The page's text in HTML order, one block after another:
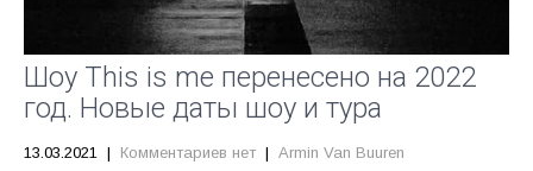
Шоу This is me перенесено на 2022
год. Новые даты шоу и тура
13.03.2021 | Комментариев нет | Armin Van Buuren